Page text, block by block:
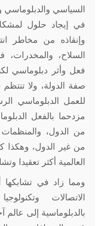
السياسي والدبلوماسي
في إيجاد حلول
وإنقاذه من مخاطر
السلاح،
فعل وأثر دبلوماسي
صفة الدولة، ولا
للعمل الدبلوماسي
مزدحما بالفعل
من الدول، والمنظمات
من غير الدول، وهكذا
العالمية أكثر تعقيدا
ومما زاد في
الاتصالات
بالدبلوماسية إلى عالم